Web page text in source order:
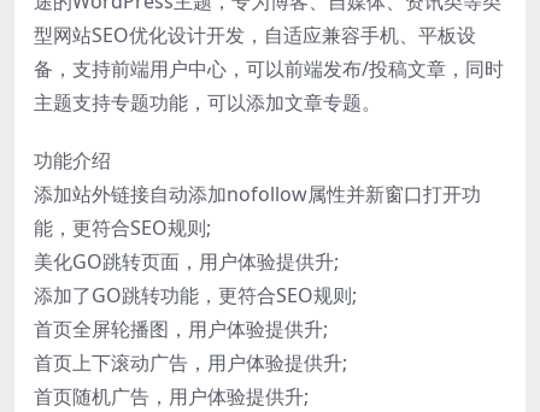
型网站SEO优化设计开发，自适应兼容手机、平板设
备，支持前端用户中心，可以前端发布/投稿文章，同时
主题支持专题功能，可以添加文章专题。
功能介绍
添加站外链接自动添加nofollow属性并新窗口打开功
能，更符合SEO规则;
美化GO跳转页面，用户体验提供升;
添加了GO跳转功能，更符合SEO规则;
首页全屏轮播图，用户体验提供升;
首页上下滚动广告，用户体验提供升;
首页随机广告，用户体验提供升;